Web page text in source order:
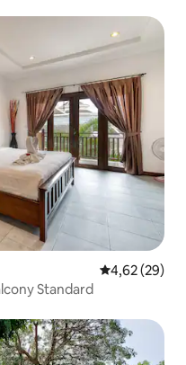
4,62 av 5 i
4,62 (29)
Standard